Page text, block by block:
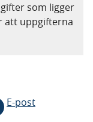
som ligger
att uppgifterna
E-post